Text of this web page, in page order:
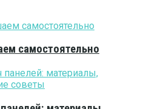
самостоятельно